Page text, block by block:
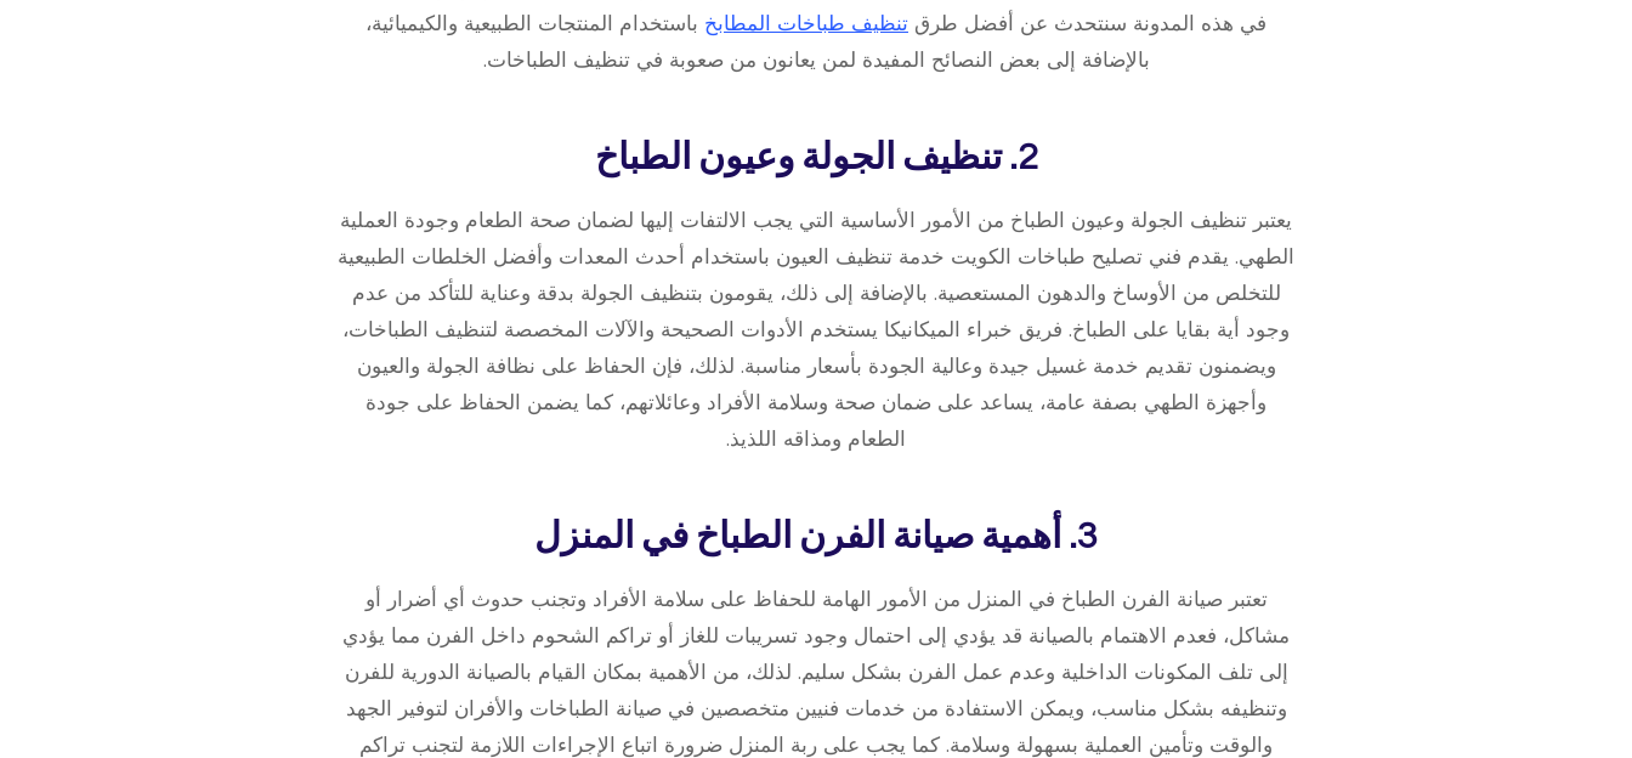
في هذه المدونة سنتحدث عن أفضل طرق تنظيف طباخات المطابخ باستخدام المنتجات الطبيعية والكيميائية،
بالإضافة إلى بعض النصائح المفيدة لمن يعانون من صعوبة في تنظيف الطباخات.
2. تنظيف الجولة وعيون الطباخ
يعتبر تنظيف الجولة وعيون الطباخ من الأمور الأساسية التي يجب الالتفات إليها لضمان صحة الطعام وجودة العملية
الطهي. يقدم فني تصليح طباخات الكويت خدمة تنظيف العيون باستخدام أحدث المعدات وأفضل الخلطات الطبيعية
للتخلص من الأوساخ والدهون المستعصية. بالإضافة إلى ذلك، يقومون بتنظيف الجولة بدقة وعناية للتأكد من عدم
وجود أية بقايا على الطباخ. فريق خبراء الميكانيكا يستخدم الأدوات الصحيحة والآلات المخصصة لتنظيف الطباخات،
ويضمنون تقديم خدمة غسيل جيدة وعالية الجودة بأسعار مناسبة. لذلك، فإن الحفاظ على نظافة الجولة والعيون
وأجهزة الطهي بصفة عامة، يساعد على ضمان صحة وسلامة الأفراد وعائلاتهم، كما يضمن الحفاظ على جودة
الطعام ومذاقه اللذيذ.
3. أهمية صيانة الفرن الطباخ في المنزل
تعتبر صيانة الفرن الطباخ في المنزل من الأمور الهامة للحفاظ على سلامة الأفراد وتجنب حدوث أي أضرار أو
مشاكل، فعدم الاهتمام بالصيانة قد يؤدي إلى احتمال وجود تسريبات للغاز أو تراكم الشحوم داخل الفرن مما يؤدي
إلى تلف المكونات الداخلية وعدم عمل الفرن بشكل سليم. لذلك، من الأهمية بمكان القيام بالصيانة الدورية للفرن
وتنظيفه بشكل مناسب، ويمكن الاستفادة من خدمات فنيين متخصصين في صيانة الطباخات والأفران لتوفير الجهد
والوقت وتأمين العملية بسهولة وسلامة. كما يجب على ربة المنزل ضرورة اتباع الإجراءات اللازمة لتجنب تراكم